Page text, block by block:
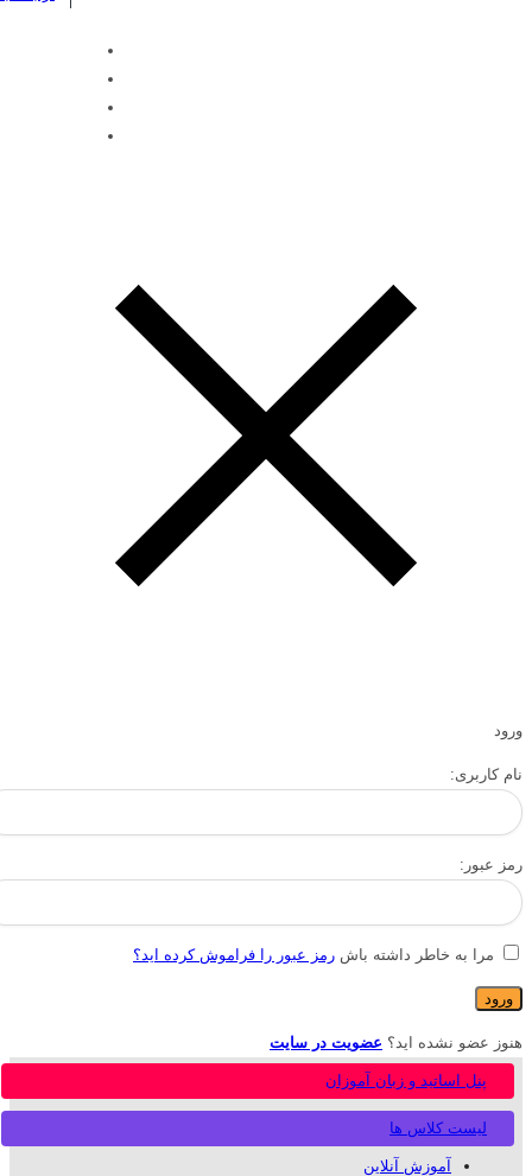
ورود
نام کاربری:
رمز عبور:
مرا به خاطر داشته باش رمز عبور را فراموش کرده اید؟
هنوز عضو نشده اید؟ عضویت در سایت
لیست کلاس ها
پنل اساتید و زبان آموزان
آموزش آنلاین